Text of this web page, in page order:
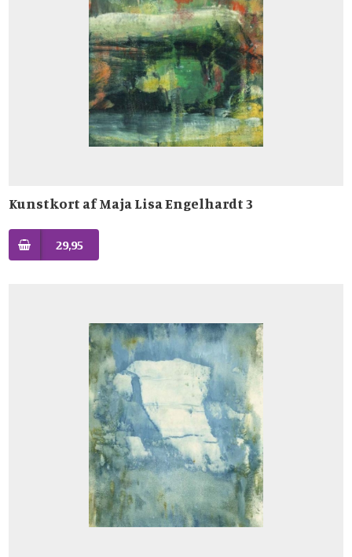
Kunstkort af Maja Lisa Engelhardt 3
29,95